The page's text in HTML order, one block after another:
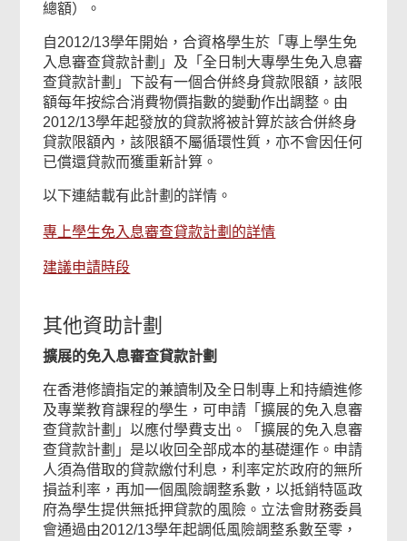
總額）。
自2012/13學年開始，合資格學生於「專上學生免
入息審查貸款計劃」及「全日制大專學生免入息審
查貸款計劃」下設有一個合併終身貸款限額，該限
額每年按綜合消費物價指數的變動作出調整。由
2012/13學年起發放的貸款將被計算於該合併終身
貸款限額內，該限額不屬循環性質，亦不會因任何
已償還貸款而獲重新計算。
以下連結載有此計劃的詳情。
專上學生免入息審查貸款計劃的詳情
建議申請時段
其他資助計劃
擴展的免入息審查貸款計劃
在香港修讀指定的兼讀制及全日制專上和持續進修
及專業教育課程的學生，可申請「擴展的免入息審
查貸款計劃」以應付學費支出。「擴展的免入息審
查貸款計劃」是以收回全部成本的基礎運作。申請
人須為借取的貸款繳付利息，利率定於政府的無所
損益利率，再加一個風險調整系數，以抵銷特區政
府為學生提供無抵押貸款的風險。立法會財務委員
會通過由2012/13學年起調低風險調整系數至零，